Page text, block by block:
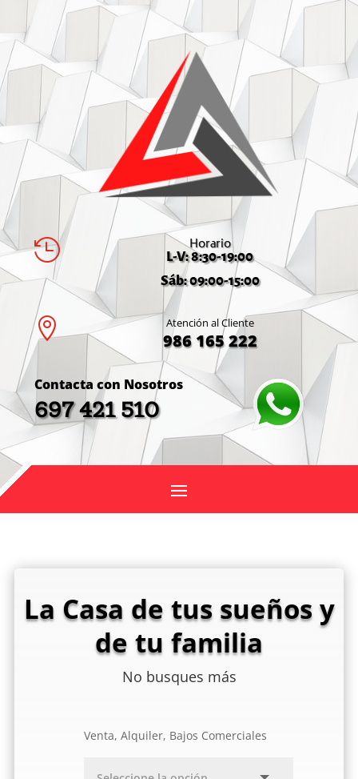
 Horario
L-V: 8:30-19:00
Sáb: 09:00-15:00
 Atención al Cliente
986 165 222
Contacta con Nosotros
697 421 510
La Casa de tus sueños y
de tu familia
No busques más
Venta, Alquiler, Bajos Comerciales